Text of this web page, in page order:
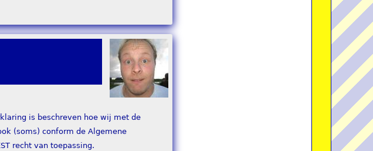
is beschreven hoe wij met de
(soms) conform de Algemene
recht van toepassing.